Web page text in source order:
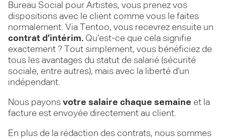
Bureau Social pour Artistes, vous prenez vos
dispositions avec le client comme vous le faites
normalement. Via Tentoo, vous recevrez ensuite un
contrat d’intérim. Qu’est-ce que cela signifie
exactement ? Tout simplement, vous bénéficiez de
tous les avantages du statut de salarié (sécurité
sociale, entre autres), mais avec la liberté d’un
indépendant.
Nous payons votre salaire chaque semaine et la
facture est envoyée directement au client.
En plus de la rédaction des contrats, nous sommes